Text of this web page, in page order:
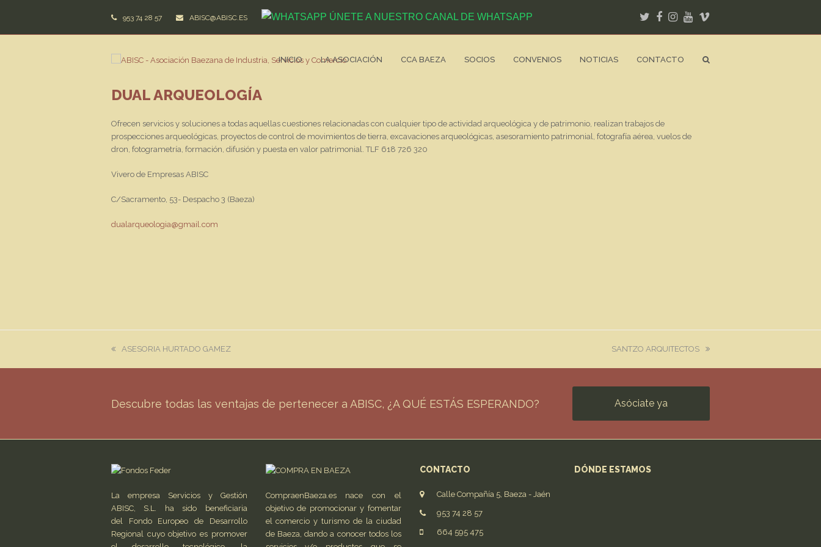
953 74 28 57 ABISC@ABISC.ES ÚNETE A NUESTRO CANAL DE WHATSAPP Twitter
Facebook
Instagram
Youtube
INICIO LA ASOCIACIÓN CCA BAEZA SOCIOS CONVENIOS NOTICIAS CONTACTO
DUAL ARQUEOLOGÍA
Ofrecen servicios y soluciones a todas aquellas cuestiones relacionadas con cualquier tipo de actividad arqueológica y de patrimonio, realizan trabajos de
prospecciones arqueológicas, proyectos de control de movimientos de tierra, excavaciones arqueológicas, asesoramiento patrimonial, fotografía aérea, vuelos de
dron, fotogrametría, formación, difusión y puesta en valor patrimonial. TLF 618 726 320
Vivero de Empresas ABISC
C/Sacramento, 53- Despacho 3 (Baeza)
dualarqueologia@gmail.com
previous
ASESORIA HURTADO GAMEZ
next
SANTZO ARQUITECTOS
Descubre todas las ventajas de pertenecer a ABISC, ¿A QUÉ ESTÁS ESPERANDO? Asóciate ya
La empresa Servicios y Gestión
ABISC, S.L. ha sido beneficiaria
del Fondo Europeo de Desarrollo
Regional cuyo objetivo es promover
CompraenBaeza.es nace con el
objetivo de promocionar y fomentar
el comercio y turismo de la ciudad
de Baeza, dando a conocer todos los
CONTACTO
Calle Compañía 5, Baeza - Jaén
953 74 28 57
664 595 475
DÓNDE ESTAMOS